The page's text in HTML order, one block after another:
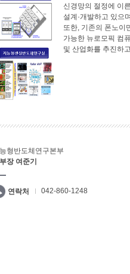
신경망의 절정에 이
설계·개발하고 있으
또한, 기존의 폰노이
가능한 뉴로모픽 컴
및 산업화를 추진하
형반도체연구본부
장 여준기
연락처 042-860-1248